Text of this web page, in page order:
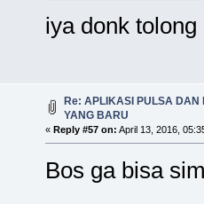
iya donk
Re: APLIKASI PULSA DAN
YANG BARU
« Reply #57 on: April 13, 2016,
Bos ga bisa